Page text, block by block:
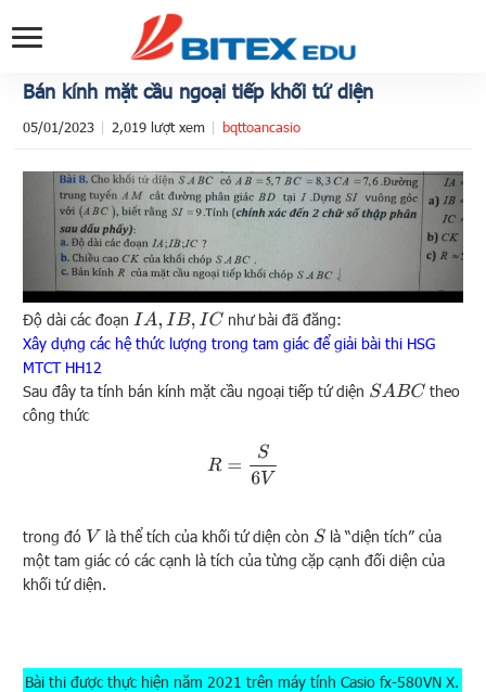
Bán kính mặt cầu ngoại tiếp khối tứ diện
05/01/2023 2,019 lượt xem bqttoancasio
Độ dài các đoạn IA,IB,IC
như bài đã đăng:
Xây dựng các hệ thức lượng trong tam giác để giải bài thi HSG
MTCT HH12
Sau đây ta tính bán kính mặt cầu ngoại tiếp tứ diện SABC
theo
công thức
V
trong đó V là thể tích của khối tứ diện còn S là “diện tích” của
một tam giác có các cạnh là tích của từng cặp cạnh đối diện của
khối tứ diện.
Bài thi được thực hiện năm 2021 trên máy tính Casio fx-580VN X.